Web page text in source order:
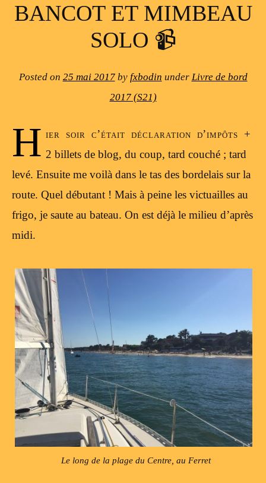
BANCOT ET MIMBEAU
SOLO 📹
Posted on 25 mai 2017by fxbodin under Livre de bord
2017 (S21)
H ier soir c’était déclaration d’impôts +
2 billets de blog, du coup, tard couché ; tard
levé. Ensuite me voilà dans le tas des bordelais sur la
route. Quel débutant ! Mais à peine les victuailles au
frigo, je saute au bateau. On est déjà le milieu d’après
midi.
Le long de la plage du Centre, au Ferret